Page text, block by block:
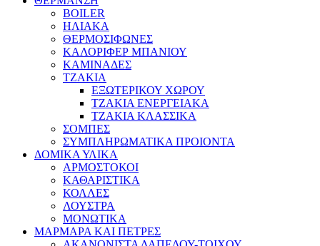
BOILER
ΗΛΙΑΚΑ
ΘΕΡΜΟΣΙΦΩΝΕΣ
ΚΑΛΟΡΙΦΕΡ ΜΠΑΝΙΟΥ
ΚΑΜΙΝΑΔΕΣ
ΤΖΑΚΙΑ
ΕΞΩΤΕΡΙΚΟΥ ΧΩΡΟΥ
ΤΖΑΚΙΑ ΕΝΕΡΓΕΙΑΚΑ
ΤΖΑΚΙΑ ΚΛΑΣΣΙΚΑ
ΣΟΜΠΕΣ
ΣΥΜΠΛΗΡΩΜΑΤΙΚΑ ΠΡΟΙΟΝΤΑ
ΔΟΜΙΚΑ ΥΛΙΚΑ
ΑΡΜΟΣΤΟΚΟΙ
ΚΑΘΑΡΙΣΤΙΚΑ
ΚΟΛΛΕΣ
ΛΟΥΣΤΡΑ
ΜΟΝΩΤΙΚΑ
ΜΑΡΜΑΡΑ ΚΑΙ ΠΕΤΡΕΣ